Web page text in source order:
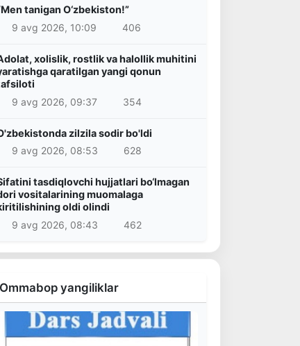
tanigan O‘zbekiston!”
9 avg 2026, 10:09
406
xolislik, rostlik va halollik muhitini
qaratilgan yangi qonun
9 avg 2026, 09:37
354
zilzila sodir bo'ldi
9 avg 2026, 08:53
628
tasdiqlovchi hujjatlari bo‘lmagan
vositalarining muomalaga
oldi olindi
9 avg 2026, 08:43
462
Ommabop yangiliklar